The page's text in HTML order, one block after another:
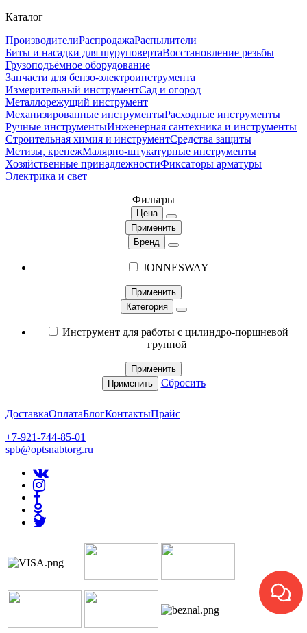
Каталог
ПроизводителиРаспродажаРаспылители
Биты и насадки для шуруповертаВосстановление резьбы
Грузоподъёмное оборудование
Запчасти для бензо-электроинструмента
Измерительный инструментСад и огород
Металлорежущий инструмент
Механизированные инструментыРасходные инструменты
Ручные инструментыИнженерная сантехника и инструменты
Строительная химия и инструментСредства защиты
Метизы, крепежМалярно-штукатурные инструменты
Хозяйственные принадлежностиФиксаторы арматуры
Электрика и свет
Фильтры
Цена
Применить
Бренд
JONNESWAY
Применить
Категория
Инструмент для работы с цилиндро-поршневой
группой
Применить
Применить
Сбросить
ДоставкаОплатаБлогКонтактыПрайс
+7-921-744-85-01
spb@optsnabtorg.ru